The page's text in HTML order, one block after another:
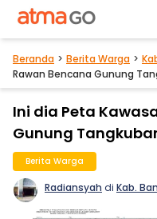
Beranda Berita Warga
Rawan Bencana Gunung
Ini dia Peta
Gunung
Berita Warga
Radiansyah di Kab.